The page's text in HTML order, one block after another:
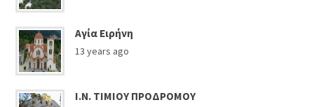
Αγία Ειρήνη
13 years ago
Ι.Ν. ΤΙΜΙΟΥ ΠΡΟΔΡΟΜΟΥ